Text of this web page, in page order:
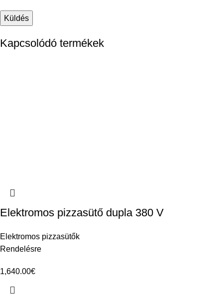
Kapcsolódó termékek
Elektromos pizzasütő dupla 380 V
Elektromos pizzasütők
Rendelésre
1,640.00€